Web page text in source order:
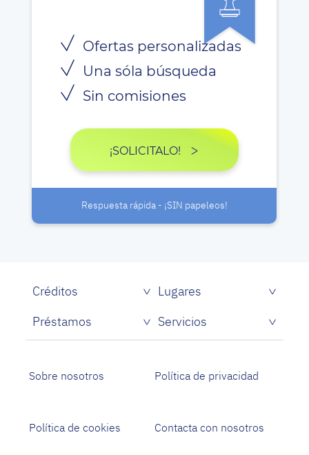
Ofertas personalizadas
Una sóla búsqueda
Sin comisiones
¡SOLICITALO!
Respuesta rápida - ¡SIN papeleos!
Créditos
Lugares
Préstamos
Servicios
Sobre nosotros Política de privacidad
Política de cookies Contacta con nosotros